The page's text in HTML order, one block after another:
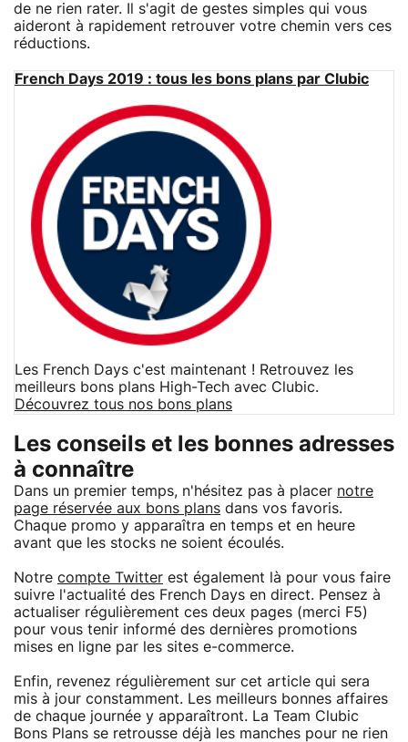
de ne rien rater. Il s'agit de gestes simples qui vous
aideront à rapidement retrouver votre chemin vers ces
réductions.
French Days 2019 : tous les bons plans par Clubic
Les French Days c'est maintenant ! Retrouvez les
meilleurs bons plans High-Tech avec Clubic.
Découvrez tous nos bons plans
Les conseils et les bonnes adresses
à connaître
Dans un premier temps, n'hésitez pas à placer notre
page réservée aux bons plans dans vos favoris.
Chaque promo y apparaîtra en temps et en heure
avant que les stocks ne soient écoulés.
Notre compte Twitter est également là pour vous faire
suivre l'actualité des French Days en direct. Pensez à
actualiser régulièrement ces deux pages (merci F5)
pour vous tenir informé des dernières promotions
mises en ligne par les sites e-commerce.
Enfin, revenez régulièrement sur cet article qui sera
mis à jour constamment. Les meilleurs bonnes affaires
de chaque journée y apparaîtront. La Team Clubic
Bons Plans se retrousse déjà les manches pour ne rien